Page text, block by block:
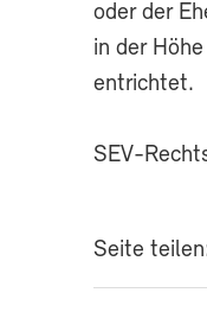
oder der
in der
entrichtet.
SEV-
Seite